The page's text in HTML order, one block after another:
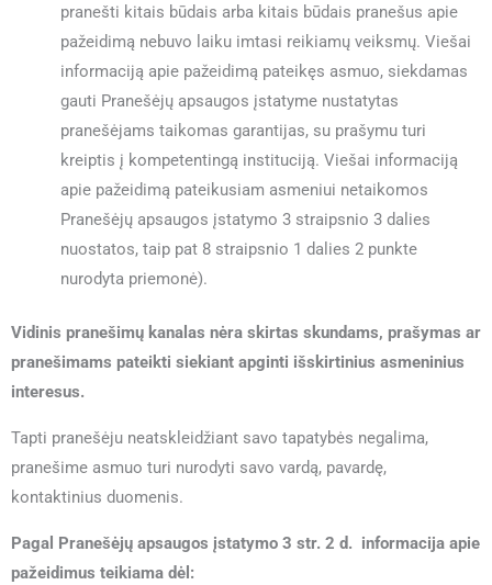
pranešti kitais būdais arba kitais būdais pranešus apie
pažeidimą nebuvo laiku imtasi reikiamų veiksmų. Viešai
informaciją apie pažeidimą pateikęs asmuo, siekdamas
gauti Pranešėjų apsaugos įstatyme nustatytas
pranešėjams taikomas garantijas, su prašymu turi
kreiptis į kompetentingą instituciją. Viešai informaciją
apie pažeidimą pateikusiam asmeniui netaikomos
Pranešėjų apsaugos įstatymo 3 straipsnio 3 dalies
nuostatos, taip pat 8 straipsnio 1 dalies 2 punkte
nurodyta priemonė).
Vidinis pranešimų kanalas nėra skirtas skundams, prašymas ar
pranešimams pateikti siekiant apginti išskirtinius asmeninius
interesus.
Tapti pranešėju neatskleidžiant savo tapatybės negalima,
pranešime asmuo turi nurodyti savo vardą, pavardę,
kontaktinius duomenis.
Pagal Pranešėjų apsaugos įstatymo 3 str. 2 d. informacija apie
pažeidimus teikiama dėl: